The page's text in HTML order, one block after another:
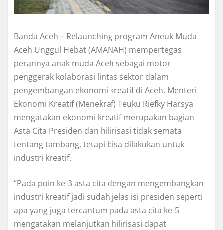
Banda Aceh – Relaunching program Aneuk Muda
Aceh Unggul Hebat (AMANAH) mempertegas
perannya anak muda Aceh sebagai motor
penggerak kolaborasi lintas sektor dalam
pengembangan ekonomi kreatif di Aceh. Menteri
Ekonomi Kreatif (Menekraf) Teuku Riefky Harsya
mengatakan ekonomi kreatif merupakan bagian
Asta Cita Presiden dan hilirisasi tidak semata
tentang tambang, tetapi bisa dilakukan untuk
industri kreatif.
“Pada poin ke-3 asta cita dengan mengembangkan
industri kreatif jadi sudah jelas isi presiden seperti
apa yang juga tercantum pada asta cita ke-5
mengatakan melanjutkan hilirisasi dapat